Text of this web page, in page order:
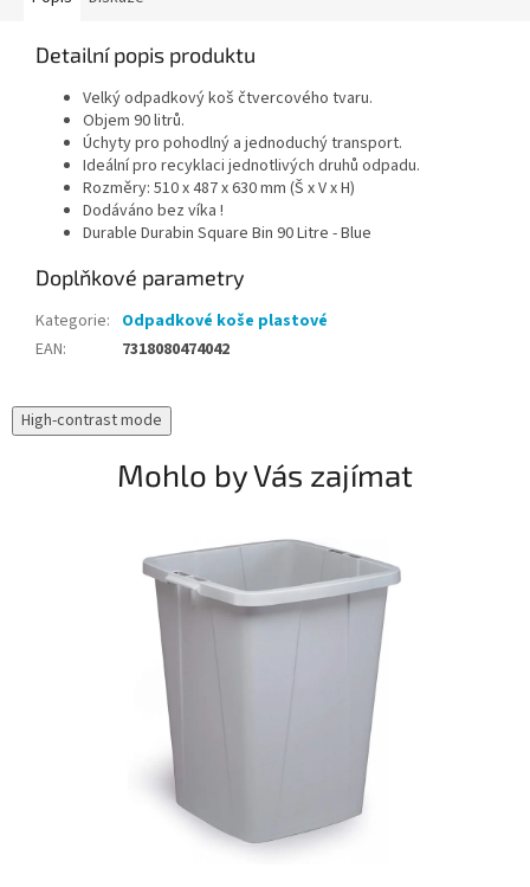
Detailní popis produktu
Velký odpadkový koš čtvercového tvaru.
Objem 90 litrů.
Úchyty pro pohodlný a jednoduchý transport.
Ideální pro recyklaci jednotlivých druhů odpadu.
Rozměry: 510 x 487 x 630 mm (Š x V x H)
Dodáváno bez víka !
Durable Durabin Square Bin 90 Litre - Blue
Doplňkové parametry
Kategorie: Odpadkové koše plastové
EAN: 7318080474042
High-contrast mode
Mohlo by Vás zajímat